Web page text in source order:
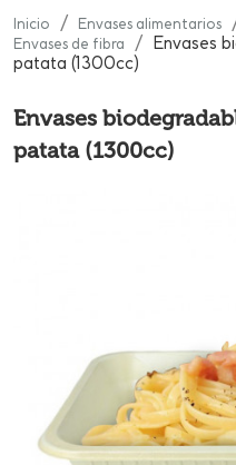
Inicio Envases alimentarios
Envases de fibra
Envases
patata (1300cc)
Envases
patata (1300cc)